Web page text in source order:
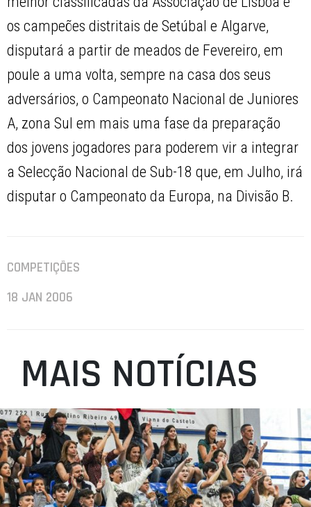
os campeões distritais de Setúbal e Algarve,
disputará a partir de meados de Fevereiro, em
poule a uma volta, sempre na casa dos seus
adversários, o Campeonato Nacional de Juniores
A, zona Sul em mais uma fase da preparação
dos jovens jogadores para poderem vir a integrar
a Selecção Nacional de Sub-18 que, em Julho, irá
disputar o Campeonato da Europa, na Divisão B.
COMPETIÇÕES
18 JAN 2006
MAIS NOTÍCIAS